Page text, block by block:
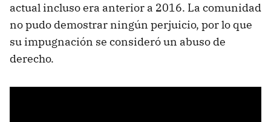
actual incluso era anterior a 2016. La comunidad
no pudo demostrar ningún perjuicio, por lo que
su impugnación se consideró un abuso de
derecho.